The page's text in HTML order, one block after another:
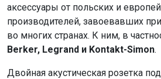
аксессуары от польских и
производителей, завоевавших
во многих странах. К ним, в
Berker, Legrand и Kontakt-Simon.
Двойная акустическая розетка